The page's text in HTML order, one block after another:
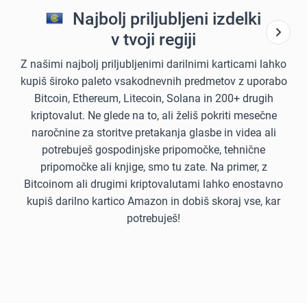
Najbolj priljubljeni izdelki
v tvoji regiji
Z našimi najbolj priljubljenimi darilnimi karticami lahko
kupiš široko paleto vsakodnevnih predmetov z uporabo
Bitcoin, Ethereum, Litecoin, Solana in 200+ drugih
kriptovalut. Ne glede na to, ali želiš pokriti mesečne
naročnine za storitve pretakanja glasbe in videa ali
potrebuješ gospodinjske pripomočke, tehnične
pripomočke ali knjige, smo tu zate. Na primer, z
Bitcoinom ali drugimi kriptovalutami lahko enostavno
kupiš darilno kartico Amazon in dobiš skoraj vse, kar
potrebuješ!